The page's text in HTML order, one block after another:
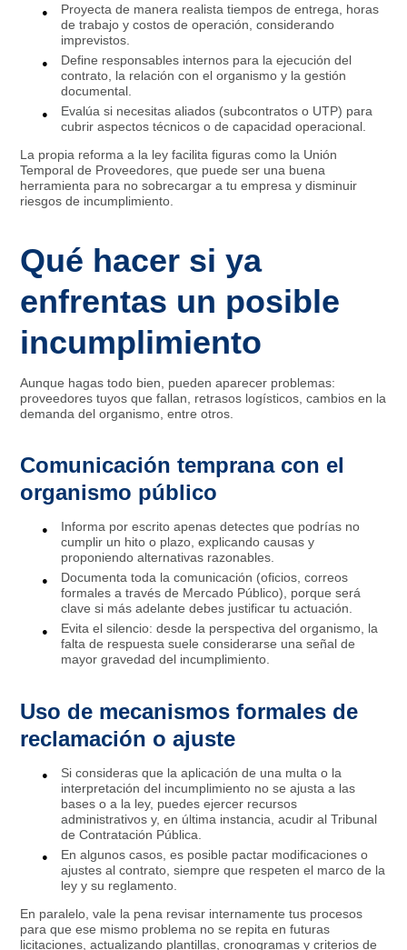
Proyecta de manera realista tiempos de entrega, horas
de trabajo y costos de operación, considerando
imprevistos.​
Define responsables internos para la ejecución del
contrato, la relación con el organismo y la gestión
documental.​
Evalúa si necesitas aliados (subcontratos o UTP) para
cubrir aspectos técnicos o de capacidad operacional.
La propia reforma a la ley facilita figuras como la Unión
Temporal de Proveedores, que puede ser una buena
herramienta para no sobrecargar a tu empresa y disminuir
riesgos de incumplimiento.​
Qué hacer si ya
enfrentas un posible
incumplimiento
Aunque hagas todo bien, pueden aparecer problemas:
proveedores tuyos que fallan, retrasos logísticos, cambios en la
demanda del organismo, entre otros.​
Comunicación temprana con el
organismo público
Informa por escrito apenas detectes que podrías no
cumplir un hito o plazo, explicando causas y
proponiendo alternativas razonables.
Documenta toda la comunicación (oficios, correos
formales a través de Mercado Público), porque será
clave si más adelante debes justificar tu actuación.​
Evita el silencio: desde la perspectiva del organismo, la
falta de respuesta suele considerarse una señal de
mayor gravedad del incumplimiento.​
Uso de mecanismos formales de
reclamación o ajuste
Si consideras que la aplicación de una multa o la
interpretación del incumplimiento no se ajusta a las
bases o a la ley, puedes ejercer recursos
administrativos y, en última instancia, acudir al Tribunal
de Contratación Pública.
En algunos casos, es posible pactar modificaciones o
ajustes al contrato, siempre que respeten el marco de la
ley y su reglamento.
En paralelo, vale la pena revisar internamente tus procesos
para que ese mismo problema no se repita en futuras
licitaciones, actualizando plantillas, cronogramas y criterios de